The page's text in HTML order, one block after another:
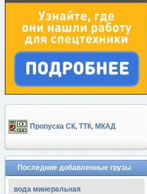
Пропуска СК, ТТК, МКАД
Последние добавленные грузы
вода минеральная